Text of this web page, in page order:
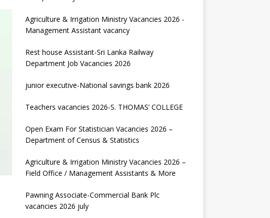
Agriculture & Irrigation Ministry Vacancies 2026 -
Management Assistant vacancy
Rest house Assistant-Sri Lanka Railway
Department Job Vacancies 2026
junior executive-National savings bank 2026
Teachers vacancies 2026-S. THOMAS’ COLLEGE
Open Exam For Statistician Vacancies 2026 –
Department of Census & Statistics
Agriculture & Irrigation Ministry Vacancies 2026 –
Field Office / Management Assistants & More
Pawning Associate-Commercial Bank Plc
vacancies 2026 july